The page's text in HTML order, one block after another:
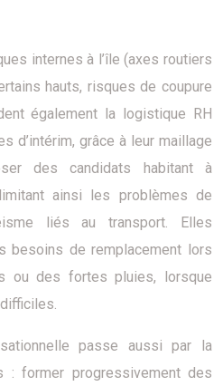
internes à l’île (axes routiers
hauts, risques de coupure
également la logistique RH
d’intérim, grâce à leur maillage
des candidats habitant à
ainsi les problèmes de
liés au transport. Elles
besoins de remplacement lors
ou des fortes pluies, lorsque
passe aussi par la
: former progressivement des